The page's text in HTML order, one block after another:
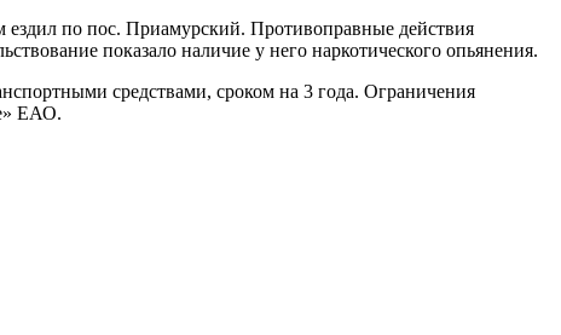
ездил по пос. Приамурский. Противоправные действия
показало наличие у него наркотического опьянения.
средствами, сроком на 3 года. Ограничения
ЕАО.